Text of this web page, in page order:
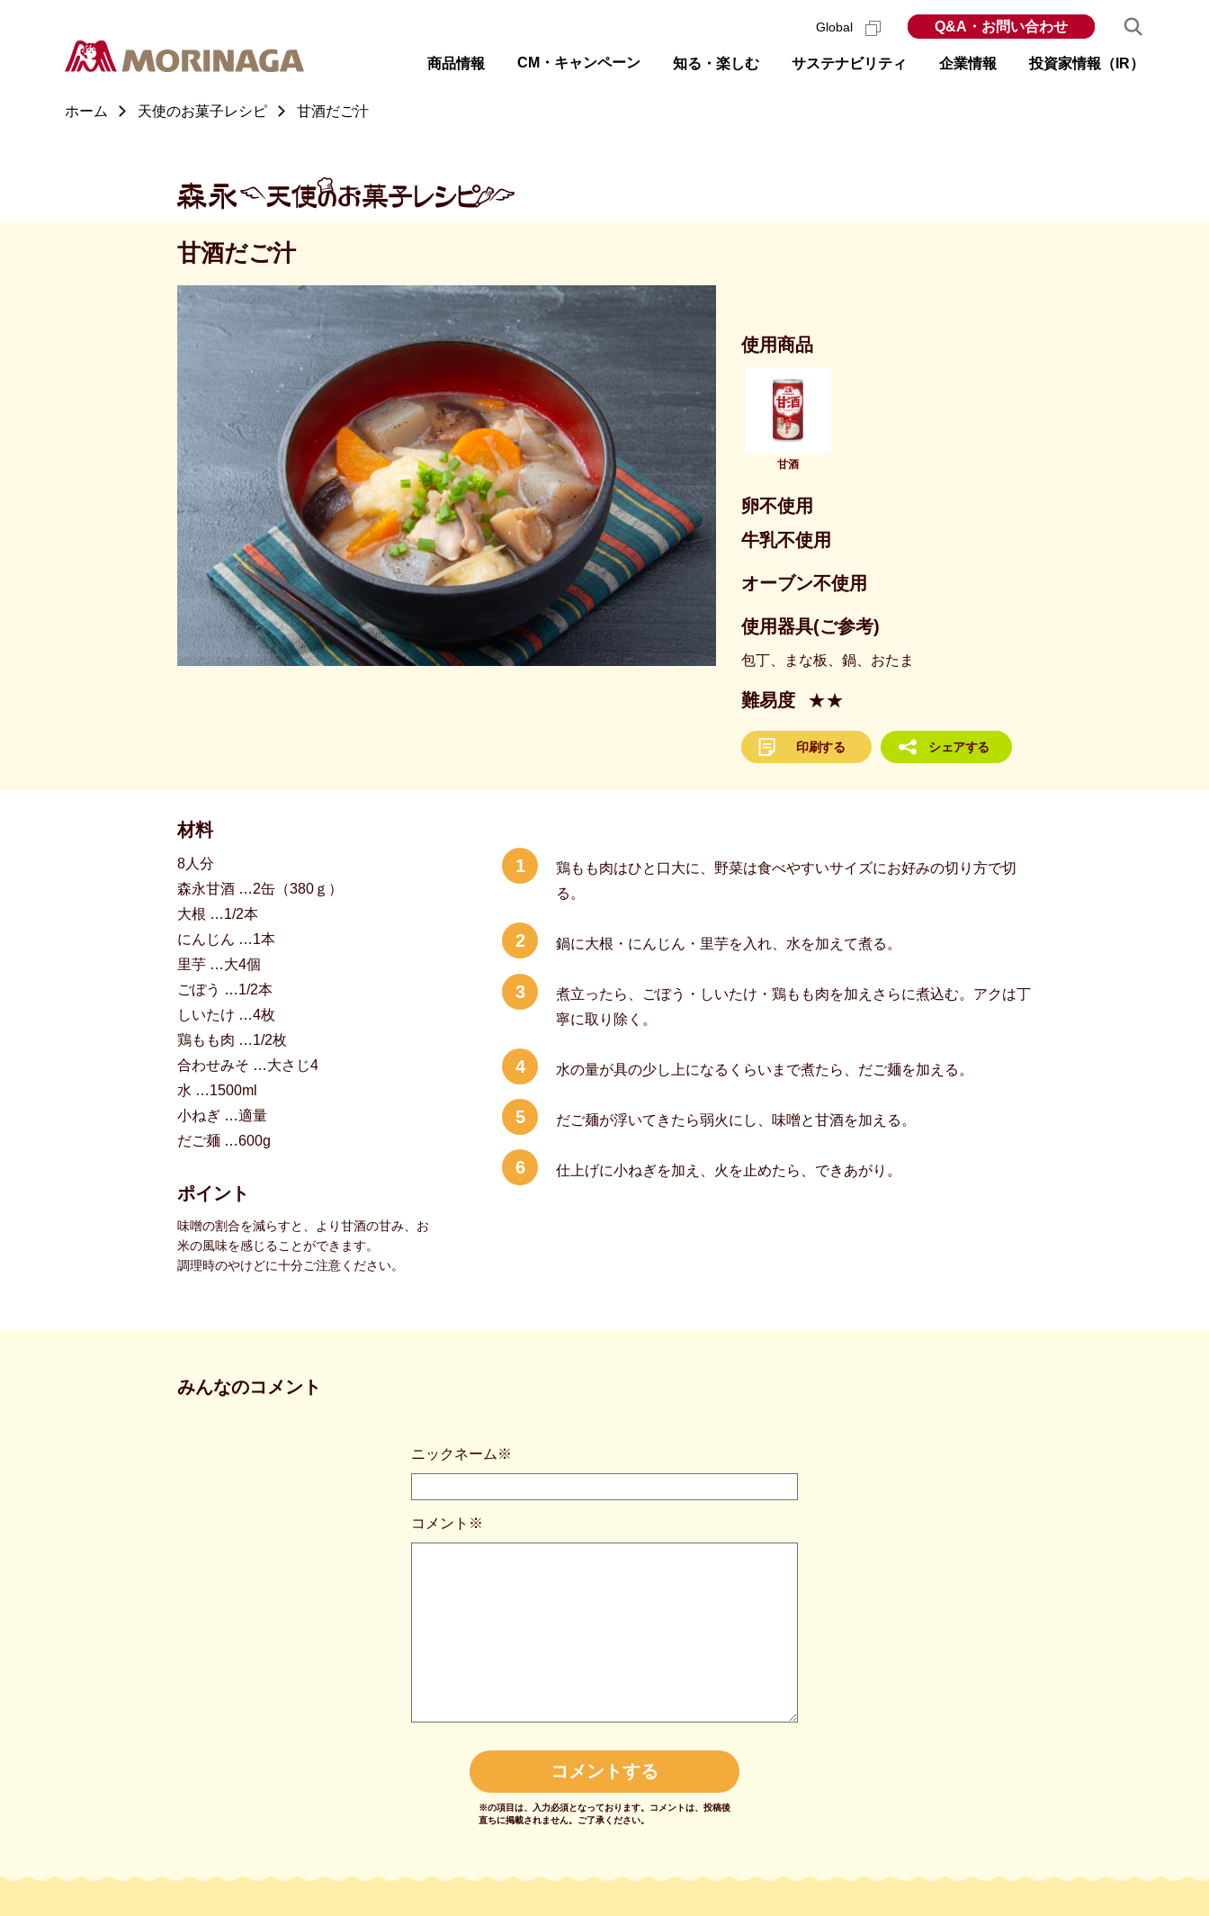
商品情報 CM・キャンペーン 知る・楽しむ サステナビリティ 企業情報 投資家情報（IR）
Global Q&A・お問い合わせ
ホーム 天使のお菓子レシピ 甘酒だご汁
甘酒だご汁
使用商品
甘酒
卵不使用
牛乳不使用
オーブン不使用
使用器具(ご参考)
包丁、まな板、鍋、おたま
難易度 ★★
印刷する シェアする
材料
8人分
森永甘酒 …2缶（380ｇ）
大根 …1/2本
にんじん …1本
里芋 …大4個
ごぼう …1/2本
しいたけ …4枚
鶏もも肉 …1/2枚
合わせみそ …大さじ4
水 …1500ml
小ねぎ …適量
だご麺 …600g
ポイント
味噌の割合を減らすと、より甘酒の甘み、お
米の風味を感じることができます。
調理時のやけどに十分ご注意ください。
1
鶏もも肉はひと口大に、野菜は食べやすいサイズにお好みの切り方で切
る。
2 鍋に大根・にんじん・里芋を入れ、水を加えて煮る。
3
煮立ったら、ごぼう・しいたけ・鶏もも肉を加えさらに煮込む。アクは丁
寧に取り除く。
4 水の量が具の少し上になるくらいまで煮たら、だご麺を加える。
5 だご麺が浮いてきたら弱火にし、味噌と甘酒を加える。
6 仕上げに小ねぎを加え、火を止めたら、できあがり。
みんなのコメント
ニックネーム※
コメント※
※の項目は、入力必須となっております。 コメントは、投稿後
直ちに掲載されません。 ご了承ください。